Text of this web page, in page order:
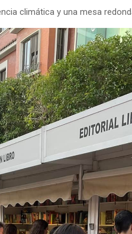
climática y una mesa